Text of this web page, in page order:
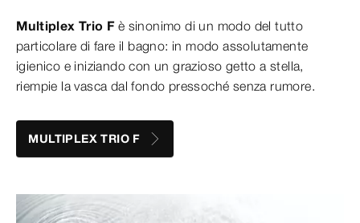
Multiplex Trio F è sinonimo di un modo del tutto
particolare di fare il bagno: in modo assolutamente
igienico e iniziando con un grazioso getto a stella,
riempie la vasca dal fondo pressoché senza rumore.
MULTIPLEX TRIO F